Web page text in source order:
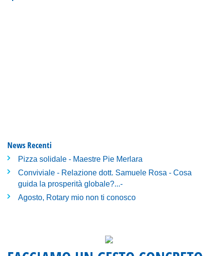
News Recenti
Pizza solidale - Maestre Pie Merlara
Conviviale - Relazione dott. Samuele Rosa - Cosa
guida la prosperità globale?...-
Agosto, Rotary mio non ti conosco